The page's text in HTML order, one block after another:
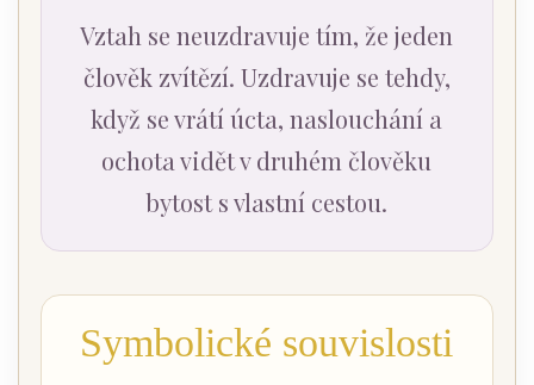
Vztah se neuzdravuje tím, že jeden
člověk zvítězí. Uzdravuje se tehdy,
když se vrátí úcta, naslouchání a
ochota vidět v druhém člověku
bytost s vlastní cestou.
Symbolické souvislosti